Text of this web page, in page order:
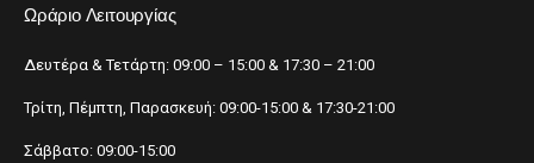
Ωράριο Λειτουργίας
Δευτέρα & Τετάρτη: 09:00 – 15:00 & 17:30 – 21:00
Τρίτη, Πέμπτη, Παρασκευή: 09:00-15:00 & 17:30-21:00
Σάββατο: 09:00-15:00